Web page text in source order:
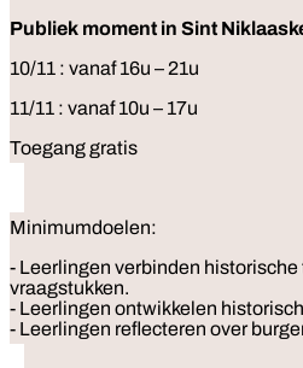
Publiek moment in Sint
10/11 : vanaf 16u – 21u
11/11 : vanaf 10u – 17u
Toegang gratis
Minimumdoelen:
- Leerlingen verbinden
vraagstukken.
- Leerlingen ontwikkelen
- Leerlingen reflecteren over